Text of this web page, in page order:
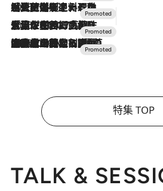
2026.7.24
【夏限定ディナーコース】旬を迎える稚鮎や花ズッキーニなどをイタリア・トスカーナの郷土料理の手法で満喫！
2026.7.17
「土佐和ハーブかき氷」がOMO7高知に登場！生姜、山椒、大葉など目にも舌にも涼を呼ぶ郷土の味
2026.7.10
NEW OPEN！【界 草津】名湯の地に誕生。趣の異なる2種の温泉と上州ならではの会席・蕎麦割烹など美食を味わう究極の癒やし旅
特集 TOP
TALK &